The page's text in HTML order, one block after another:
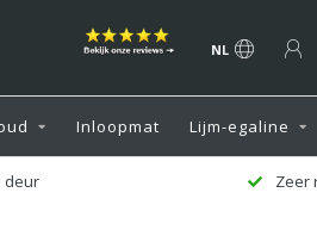
NL
Inloopmat Lijm-egaline
deur Zeer